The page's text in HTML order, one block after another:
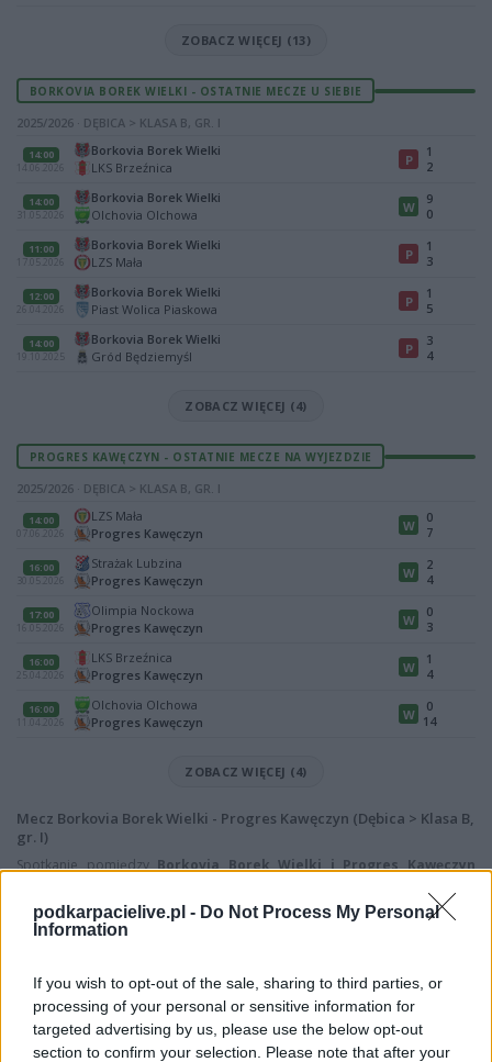
podkarpacielive.pl - Do Not Process My Personal
Information
If you wish to opt-out of the sale, sharing to third parties, or
processing of your personal or sensitive information for
targeted advertising by us, please use the below opt-out
section to confirm your selection. Please note that after your
ZOBACZ WIĘCEJ (13)
BORKOVIA BOREK WIELKI - OSTATNIE MECZE U SIEBIE
2025/2026 · DĘBICA > KLASA B, GR. I
14:00
14.06.2026
Borkovia Borek Wielki
LKS Brzeźnica
P
1
2
14:00
31.05.2026
Borkovia Borek Wielki
Olchovia Olchowa
W
9
0
11:00
17.05.2026
Borkovia Borek Wielki
LZS Mała
P
1
3
12:00
26.04.2026
Borkovia Borek Wielki
Piast Wolica Piaskowa
P
1
5
14:00
19.10.2025
Borkovia Borek Wielki
Gród Będziemyśl
P
3
4
ZOBACZ WIĘCEJ (4)
PROGRES KAWĘCZYN - OSTATNIE MECZE NA WYJEZDZIE
2025/2026 · DĘBICA > KLASA B, GR. I
14:00
07.06.2026
LZS Mała
Progres Kawęczyn
W
0
7
16:00
30.05.2026
Strażak Lubzina
Progres Kawęczyn
W
2
4
17:00
16.05.2026
Olimpia Nockowa
Progres Kawęczyn
W
0
3
16:00
25.04.2026
LKS Brzeźnica
Progres Kawęczyn
W
1
4
16:00
11.04.2026
Olchovia Olchowa
Progres Kawęczyn
W
0
14
ZOBACZ WIĘCEJ (4)
Mecz Borkovia Borek Wielki - Progres Kawęczyn (Dębica > Klasa B,
gr. I)
Spotkanie pomiędzyBorkovia Borek Wielki i Progres Kawęczyn
Klasa B, gr. I).
Na stroniePodkarpacieLive.pl
spotkania . To kompletne źródło danych dla kibiców i pasjonatów
lokalnej piłki nożnej. Jeżeli aktualnie nie widzisz tutaj danych z pewnością
pracujemy nad tym żeby je uzupełnić.
Wynik meczu Borkovia Borek Wielki vs Progres Kawęczyn